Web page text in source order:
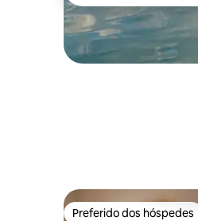
Preferido dos hóspedes